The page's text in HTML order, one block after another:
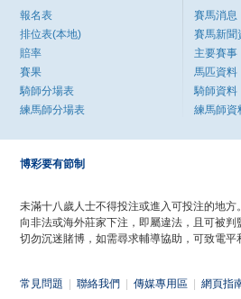
報名表
排位表(本地)
賠率
賽果
騎師分場表
練馬師分場表
賽馬消息
賽馬新聞
主要賽事
馬匹資料
騎師資料
練馬師資
博彩要有節制
未滿十八歲人士不得投注或進入可投注的地方。
向非法或海外莊家下注，即屬違法，且可被判
切勿沉迷賭博，如需尋求輔導協助，可致電平
常見問題 聯絡我們 傳媒專用區 網頁指